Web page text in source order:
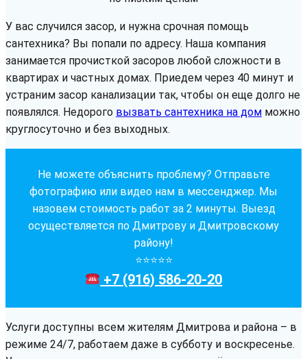
У вас случился засор, и нужна срочная помощь
сантехника? Вы попали по адресу. Наша компания
занимается прочисткой засоров любой сложности в
квартирах и частных домах. Приедем через 40 минут и
устраним засор канализации так, чтобы он еще долго не
появлялся. Недорого вызвать сантехника на дом можно
круглосуточно и без выходных.
Не можете объяснить проблему? Отправьте
фотографию или видео нам в мессенджер. Мы
назовем стоимость работ за 2 минуты. Выезд
осуществляется по Дмитрову и Дмитровскому
району!
⭐⭐⭐⭐⭐
+7 (916) 586-20-20
Услуги доступны всем жителям Дмитрова и района – в
режиме 24/7, работаем даже в субботу и воскресенье.